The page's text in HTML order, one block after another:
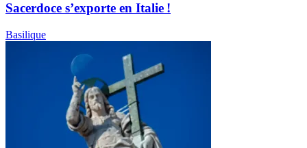
Sacerdoce s’exporte en Italie !
Basilique